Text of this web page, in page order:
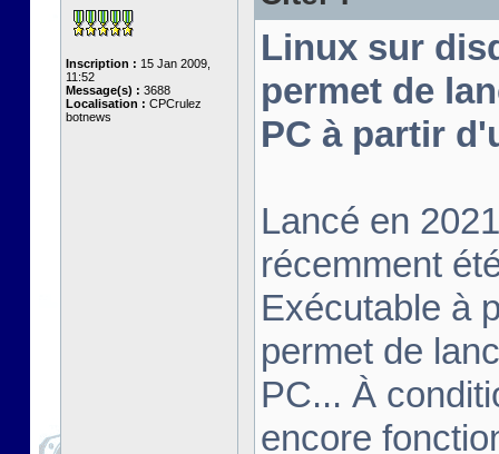
Inscription : 15 Jan 2009,
11:52
Message(s) : 3688
Localisation : CPCrulez
botnews
Linux sur
permet de
PC à partir
Lancé en
récemment
Exécutable à
permet de
PC... À
encore